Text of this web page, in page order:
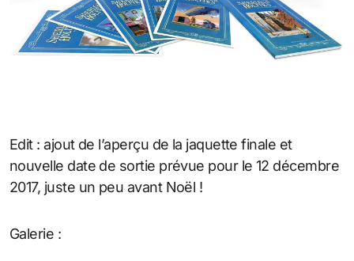
Edit : ajout de l’aperçu de la jaquette finale et
nouvelle date de sortie prévue pour le 12 décembre
2017, juste un peu avant Noël !
Galerie :